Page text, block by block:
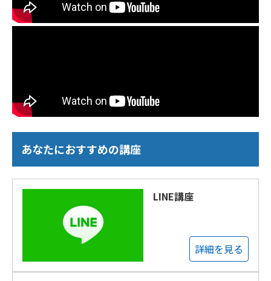
あなたにおすすめの講座
LINE講座
詳細を見る